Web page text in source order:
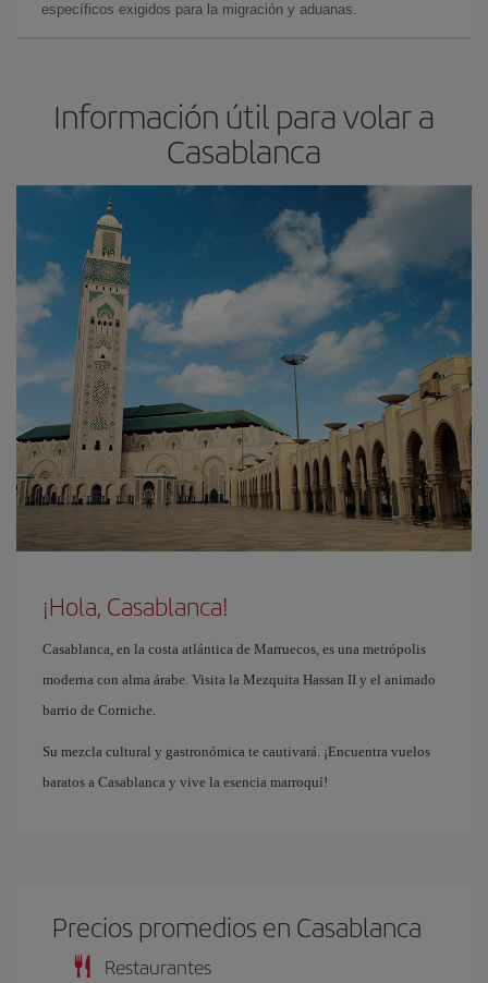
específicos exigidos para la migración y aduanas.
Información útil para volar a
Casablanca
¡Hola, Casablanca!
Casablanca, en la costa atlántica de Marruecos, es una metrópolis
moderna con alma árabe. Visita la Mezquita Hassan II y el animado
barrio de Corniche.
Su mezcla cultural y gastronómica te cautivará. ¡Encuentra vuelos
baratos a Casablanca y vive la esencia marroquí!
Precios promedios en Casablanca
Restaurantes